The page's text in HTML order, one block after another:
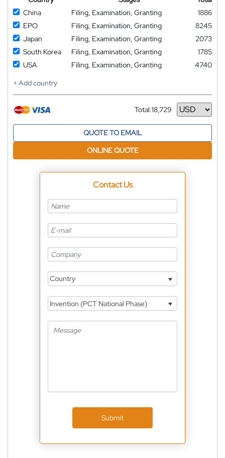
China
Filing, Examination, Granting
1886
EPO
Filing, Examination, Granting
8245
Japan
Filing, Examination, Granting
2073
South Korea
Filing, Examination, Granting
1785
USA
Filing, Examination, Granting
4740
+ Add country
Total:18,729
Currency
QUOTE TO EMAIL
ONLINE QUOTE
Contact Us
Country
Invention (PCT National Phase)
Submit